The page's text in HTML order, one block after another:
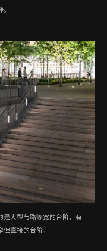
是大型与路等宽的台阶，有
直接的台阶。